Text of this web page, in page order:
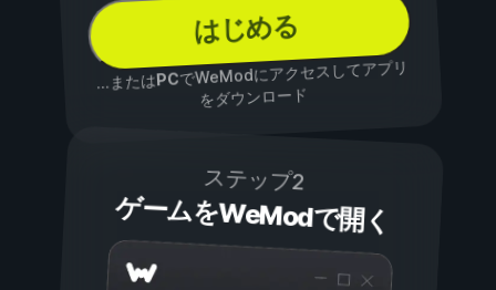
はじめる
...またはPCでWeModにアクセスしてアプリ
をダウンロード
ステップ2
ゲームをWeModで開く